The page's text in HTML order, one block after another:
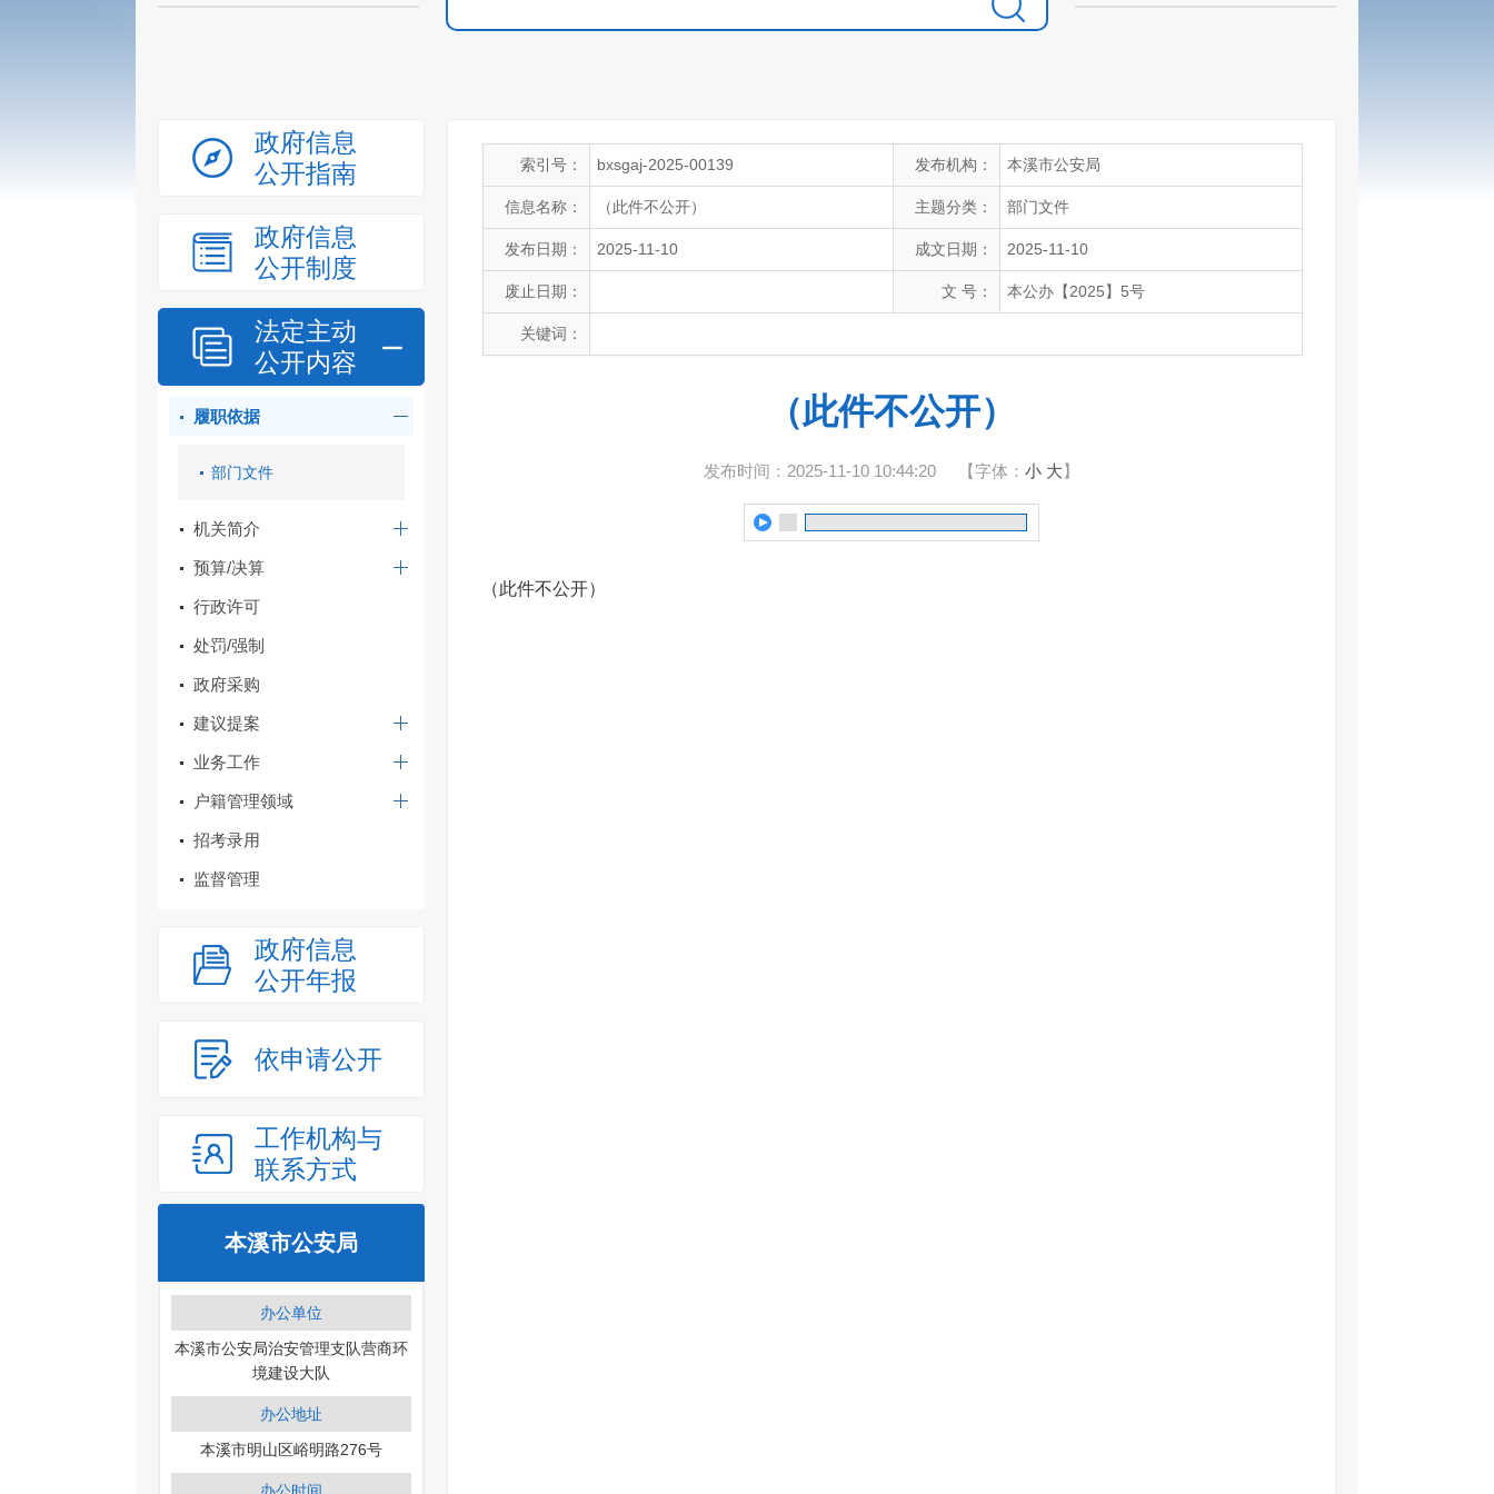
政府信息
公开指南
政府信息
公开制度
法定主动
公开内容
履职依据
部门文件
机关简介
预算/决算
行政许可
处罚/强制
政府采购
建议提案
业务工作
户籍管理领域
招考录用
监督管理
政府信息
公开年报
依申请公开
工作机构与
联系方式
本溪市公安局
办公单位
本溪市公安局治安管理支队营商环
境建设大队
办公地址
本溪市明山区峪明路276号
索引号： bxsgaj-2025-00139 发布机构： 本溪市公安局
信息名称： （此件不公开） 主题分类： 部门文件
发布日期： 2025-11-10 成文日期： 2025-11-10
废止日期： 文 号： 本公办【2025】5号
关键词：
（此件不公开）
发布时间：2025-11-10 10:44:20 【字体： 小 大】
（此件不公开）